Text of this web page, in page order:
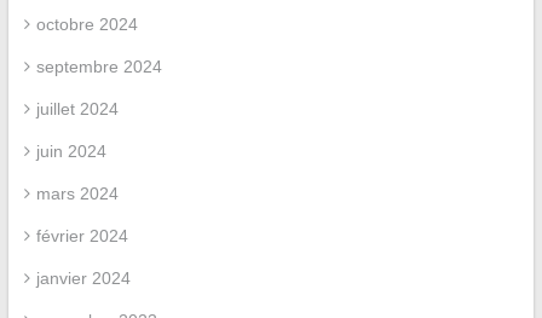
octobre 2024
septembre 2024
juillet 2024
juin 2024
mars 2024
février 2024
janvier 2024